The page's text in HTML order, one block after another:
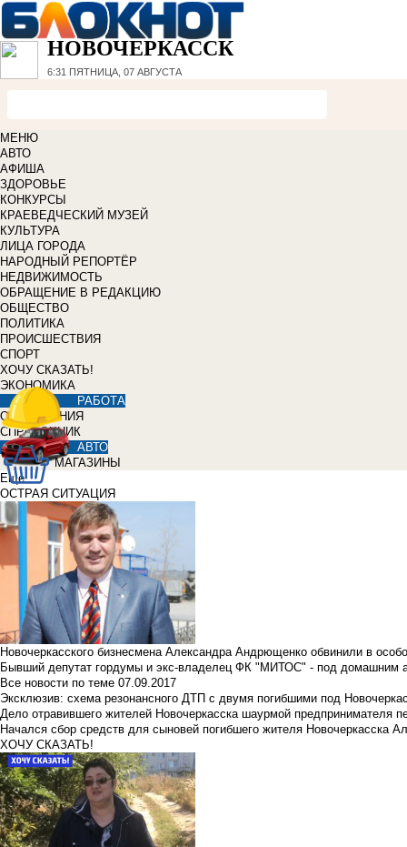
НОВОЧЕРКАССК
6:31 ПЯТНИЦА, 07 АВГУСТА
МЕНЮ
АВТО
АФИША
ЗДОРОВЬЕ
КОНКУРСЫ
КРАЕВЕДЧЕСКИЙ МУЗЕЙ
КУЛЬТУРА
ЛИЦА ГОРОДА
НАРОДНЫЙ РЕПОРТЁР
НЕДВИЖИМОСТЬ
ОБРАЩЕНИЕ В РЕДАКЦИЮ
ОБЩЕСТВО
ПОЛИТИКА
ПРОИСШЕСТВИЯ
СПОРТ
ХОЧУ СКАЗАТЬ!
ЭКОНОМИКА
РАБОТА
ОБЪЯВЛЕНИЯ
СПРАВОЧНИК
АВТО
МАГАЗИНЫ
Еще
ОСТРАЯ СИТУАЦИЯ
Новочеркасского бизнесмена Александра Андрющенко обвинили в
Бывший депутат гордумы и экс-владелец ФК "МИТОС" - под домашним
Все новости по теме 07.09.2017
Эксклюзив: схема резонансного ДТП с двумя погибшими под
Дело отравившего жителей Новочеркасска шаурмой предпринимателя
Начался сбор средств для сыновей погибшего жителя Новочеркасска
ХОЧУ СКАЗАТЬ!